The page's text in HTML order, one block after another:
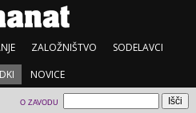
ZALOŽNIŠTVO SODELAVCI
NOVICE
O ZAVODU